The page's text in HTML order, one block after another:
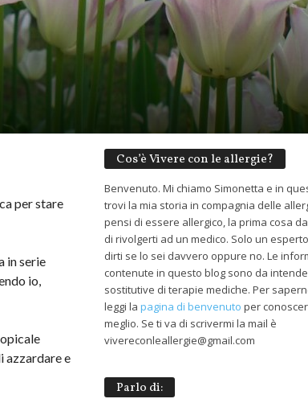
per stare
in serie
io,
azzardare e
Cos’è Vivere con le allergie?
Benvenuto. Mi chiamo Simonetta e in
trovi la mia storia in compagnia delle
pensi di essere allergico, la prima cosa
di rivolgerti ad un medico. Solo un
dirti se lo sei davvero oppure no. Le
contenute in questo blog sono da
sostitutive di terapie mediche. Per
leggi la pagina di benvenuto per
meglio. Se ti va di scrivermi la mail è
vivereconleallergie@gmail.com
Parlo di: